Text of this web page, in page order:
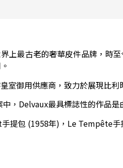
上最古老的奢華皮件品牌，時
室御用供應商，致力於展現比利
，Delvaux最具標誌性的作品
提包 (1958年)，Le Tempête